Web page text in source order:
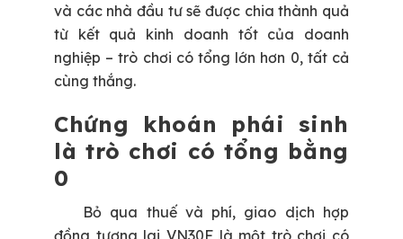
và các nhà đầu tư sẽ được chia thành quả
từ kết quả kinh doanh tốt của doanh
nghiệp – trò chơi có tổng lớn hơn 0, tất cả
cùng thắng.
Chứng khoán phái sinh
là trò chơi có tổng bằng
0
Bỏ qua thuế và phí, giao dịch hợp
đồng tương lai VN30F là một trò chơi có